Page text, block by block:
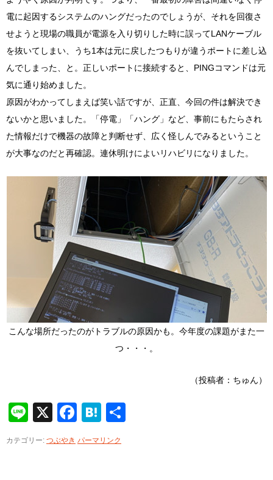
電に起因するシステムのハングだったのでしょうが、それを回復さ
せようと現場の職員が電源を入り切りした時に誤ってLANケーブル
を抜いてしまい、うち1本は元に戻したつもりが違うポートに差し込
んでしまった、と。正しいポートに接続すると、PINGコマンドは元
気に通り始めました。
原因がわかってしまえば笑い話ですが、正直、今回の件は解決でき
ないかと思いました。「停電」「ハング」など、事前にもたらされ
た情報だけで機器の故障と判断せず、広く怪しんでみるということ
が大事なのだと再確認。連休明けによいリハビリになりました。
こんな場所だったのがトラブルの原因かも。今年度の課題がまた一
つ・・・。
（投稿者：ちゅん）
Line
X Facebook
Hatena
カテゴリー: つぶやき パーマリンク